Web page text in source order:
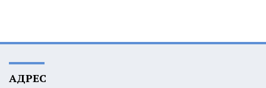
АДРЕС